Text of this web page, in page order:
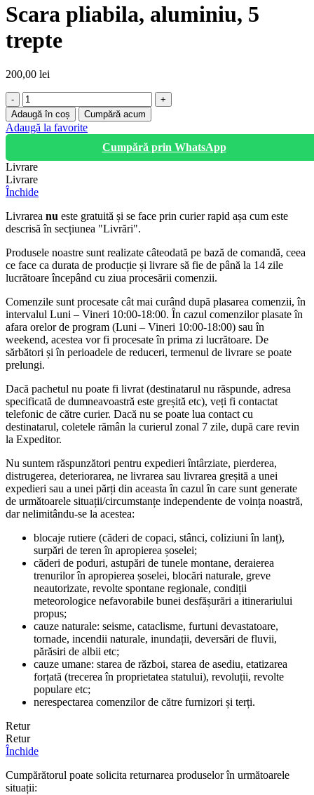
Scara pliabila, aluminiu, 5
trepte
200,00 lei
Cantitate
Scara
pliabila,
aluminiu,
trepte
Adaugă în coș Cumpără acum
Adaugă la favorite
Cumpără prin WhatsApp
Livrare
Livrare
Închide
Livrarea nu este gratuită și se face prin curier rapid așa cum este
descrisă în secțiunea "Livrări".
Produsele noastre sunt realizate câteodată pe bază de comandă, ceea
ce face ca durata de producție și livrare să fie de până la 14 zile
lucrătoare începând cu ziua procesării comenzii.
Comenzile sunt procesate cât mai curând după plasarea comenzii, în
intervalul Luni – Vineri 10:00-18:00. În cazul comenzilor plasate în
afara orelor de program (Luni – Vineri 10:00-18:00) sau în
weekend, acestea vor fi procesate în prima zi lucrătoare. De
sărbători și în perioadele de reduceri, termenul de livrare se poate
prelungi.
Dacă pachetul nu poate fi livrat (destinatarul nu răspunde, adresa
specificată de dumneavoastră este greșită etc), veți fi contactat
telefonic de către curier. Dacă nu se poate lua contact cu
destinatarul, coletele rămân la curierul zonal 7 zile, după care revin
la Expeditor.
Nu suntem răspunzători pentru expedieri întârziate, pierderea,
distrugerea, deteriorarea, ne livrarea sau livrarea greșită a unei
expedieri sau a unei părți din aceasta în cazul în care sunt generate
de următoarele situații/circumstanțe independente de voința noastră,
dar nelimitându-se la acestea:
blocaje rutiere (căderi de copaci, stânci, coliziuni în lanț),
surpări de teren în apropierea șoselei;
căderi de poduri, astupări de tunele montane, deraierea
trenurilor în apropierea șoselei, blocări naturale, greve
neautorizate, revolte spontane regionale, condiții
meteorologice nefavorabile bunei desfășurări a itinerariului
propus;
cauze naturale: seisme, cataclisme, furtuni devastatoare,
tornade, incendii naturale, inundații, deversări de fluvii,
părăsiri de albii etc;
cauze umane: starea de război, starea de asediu, etatizarea
forțată (trecerea în proprietatea statului), revoluții, revolte
populare etc;
nerespectarea comenzilor de către furnizori și terți.
Retur
Retur
Închide
Cumpărătorul poate solicita returnarea produselor în următoarele
situații: